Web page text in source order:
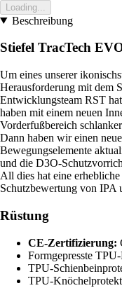
Loading...
Beschreibung
Stiefel TracTech
Um eines unserer
Herausforderung mit dem
Entwicklungsteam RST
haben mit einem neuen
Vorderfußbereich
Dann haben wir einen
Bewegungselemente
und die D3O-
All dies hat eine
Schutzbewertung von IPA
Rüstung
CE-Zertifizierung:
Formgepresste
TPU-
TPU-